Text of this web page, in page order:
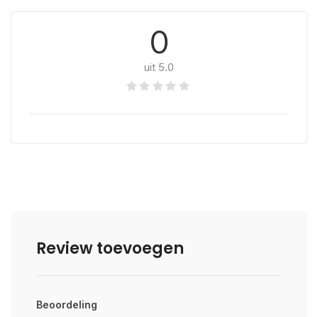
0
uit 5.0
Review toevoegen
Beoordeling